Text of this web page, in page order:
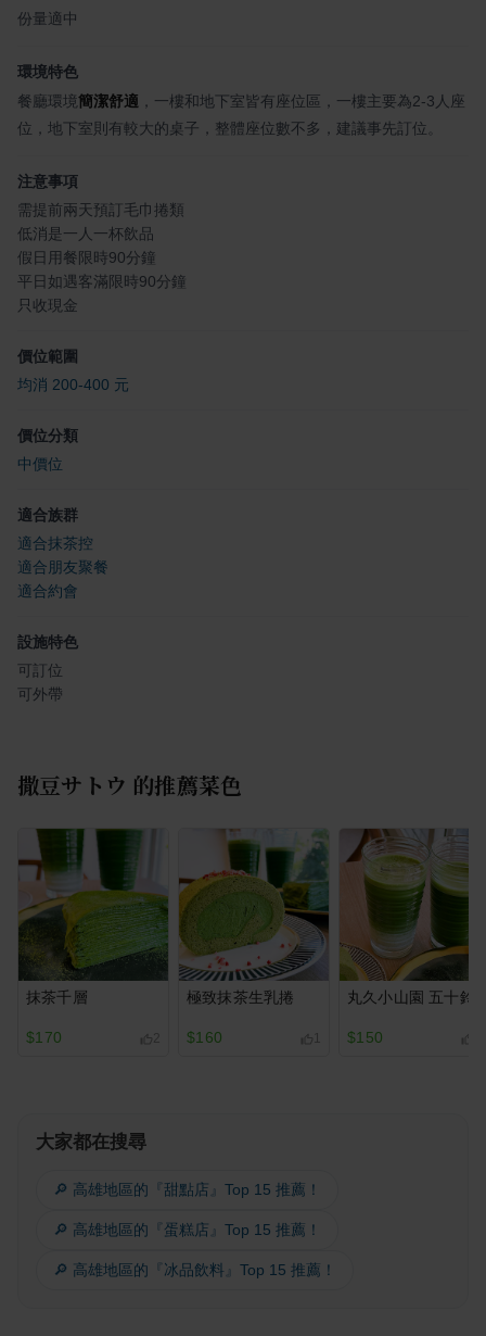
份量適中
環境特色
餐廳環境簡潔舒適 ，一樓和地下室皆有座位區，一樓主要為2-3人座
位，地下室則有較大的桌子，整體座位數不多，建議事先訂位。
注意事項
需提前兩天預訂毛巾捲類
低消是一人一杯飲品
假日用餐限時90分鐘
平日如遇客滿限時90分鐘
只收現金
價位範圍
均消 200-400 元
價位分類
中價位
適合族群
適合抹茶控
適合朋友聚餐
適合約會
設施特色
可訂位
可外帶
撒豆サトウ 的推薦菜色
抹茶千層
$170 2
極致抹茶生乳捲
$160
丸久小山園 五十鈴
$150
大家都在搜尋
🔎 高雄地區的『甜點店』Top 15 推薦！
🔎 高雄地區的『蛋糕店』Top 15 推薦！
🔎 高雄地區的『冰品飲料』Top 15 推薦！